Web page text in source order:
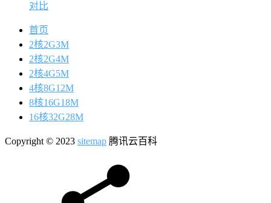
对比
首页
2核2G3M
2核2G4M
2核4G5M
4核8G12M
8核16G18M
16核32G28M
Copyright © 2023 sitemap 腾讯云百科